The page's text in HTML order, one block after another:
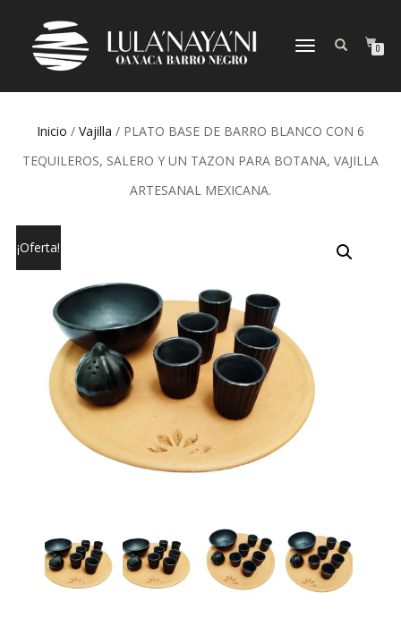
CAMBIAR
0
Inicio / Vajilla / PLATO BASE DE BARRO BLANCO CON 6
TEQUILEROS, SALERO Y UN TAZON PARA BOTANA, VAJILLA
ARTESANAL MEXICANA.
¡Oferta!